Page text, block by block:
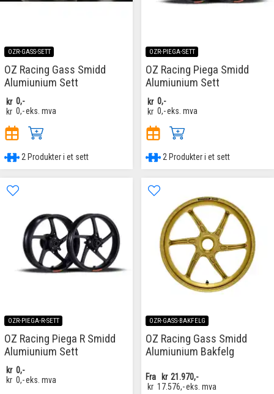
OZR-GASS-SETT
OZ Racing Gass Smidd
Alumiunium Sett
kr 0,-
kr 0,-eks. mva
2 Produkter i et sett
OZR-PIEGA-SETT
OZ Racing Piega Smidd
Alumiunium Sett
kr 0,-
kr 0,-eks. mva
2 Produkter i et sett
OZR-PIEGA-R-SETT
OZ Racing Piega R Smidd
Alumiunium Sett
kr 0,-
kr 0,-eks. mva
OZR-GASS-BAKFELG
OZ Racing Gass Smidd
Alumiunium Bakfelg
Fra kr 21.970,-
kr 17.576,-eks. mva